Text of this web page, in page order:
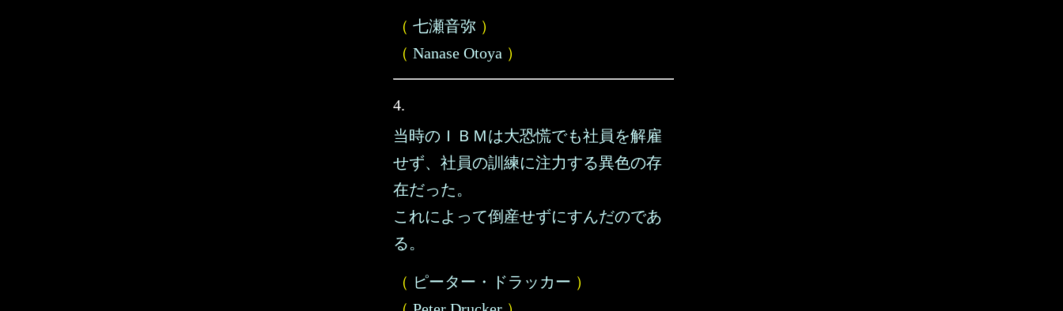
（ 七瀬音弥 ）
（ Nanase Otoya ）
4.
当時のＩＢＭは大恐慌でも社員を解雇
せず、社員の訓練に注力する異色の存
在だった。
これによって倒産せずにすんだのであ
る。
（ ピーター・ドラッカー ）